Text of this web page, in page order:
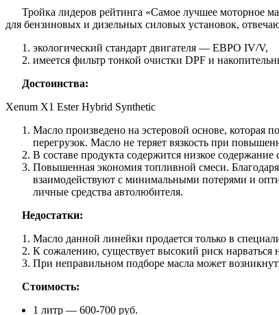
Тройка лидеров рейтинга «Самое лучшее моторное
для бензиновых и дизельных силовых установок,
экологический стандарт двигателя — ЕВРО IV/V,
имеется фильтр тонкой очистки DPF и
Достоинства:
Xenum X1 Ester Hybrid Synthetic
Масло произведено на эстеровой основе, которая
перегрузок. Масло не теряет вязкость при
В составе продукта содержится низкое
Повышенная экономия топливной смеси.
взаимодействуют с минимальными потерями и
личные средства автолюбителя.
Недостатки:
Масло данной линейки продается только в
К сожалению, существует высокий риск нарваться
При неправильном подборе масла может
Стоимость:
1 литр — 600-700 руб.